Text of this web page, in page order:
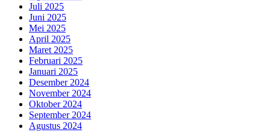
Juli 2025
Juni 2025
Mei 2025
April 2025
Maret 2025
Februari 2025
Januari 2025
Desember 2024
November 2024
Oktober 2024
September 2024
Agustus 2024